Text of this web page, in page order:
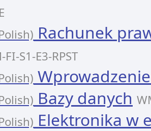
Rachunek
FI-S1-E3-RPST
Bazy danych
Elektronika w